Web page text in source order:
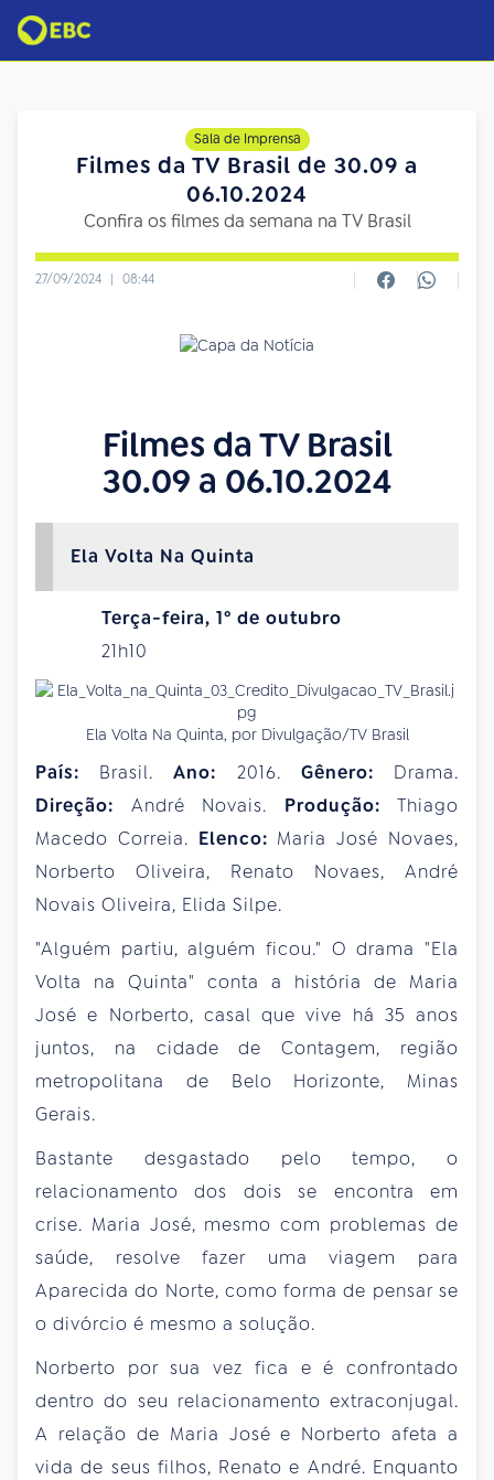
Sala de Imprensa
Filmes da TV Brasil de 30.09 a
06.10.2024
Confira os filmes da semana na TV Brasil
27/09/2024 | 08:44
Filmes da TV Brasil
30.09 a 06.10.2024
Ela Volta Na Quinta
Terça-feira, 1º de outubro
21h10
Ela Volta Na Quinta, por Divulgação/TV Brasil
País: Brasil.Ano: 2016. Gênero: Drama.
Direção: André Novais. Produção: Thiago
Macedo Correia. Elenco: Maria José Novaes,
Norberto Oliveira, Renato Novaes, André
Novais Oliveira, Elida Silpe.
"Alguém partiu, alguém ficou." O drama "Ela
Volta na Quinta" conta a história de Maria
José e Norberto, casal que vive há 35 anos
juntos, na cidade de Contagem, região
metropolitana de Belo Horizonte, Minas
Gerais.
Bastante desgastado pelo tempo, o
relacionamento dos dois se encontra em
crise. Maria José, mesmo com problemas de
saúde, resolve fazer uma viagem para
Aparecida do Norte, como forma de pensar se
o divórcio é mesmo a solução.
Norberto por sua vez fica e é confrontado
dentro do seu relacionamento extraconjugal.
A relação de Maria José e Norberto afeta a
vida de seus filhos, Renato e André. Enquanto